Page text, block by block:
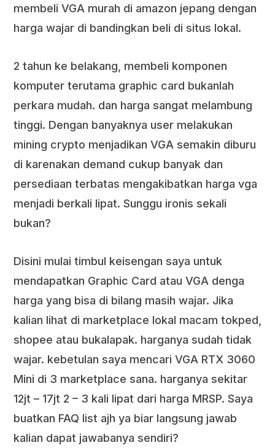
membeli VGA murah di amazon jepang dengan
harga wajar di bandingkan beli di situs lokal.
2 tahun ke belakang, membeli komponen
komputer terutama graphic card bukanlah
perkara mudah. dan harga sangat melambung
tinggi. Dengan banyaknya user melakukan
mining crypto menjadikan VGA semakin diburu
di karenakan demand cukup banyak dan
persediaan terbatas mengakibatkan harga vga
menjadi berkali lipat. Sunggu ironis sekali
bukan?
Disini mulai timbul keisengan saya untuk
mendapatkan Graphic Card atau VGA denga
harga yang bisa di bilang masih wajar. Jika
kalian lihat di marketplace lokal macam tokped,
shopee atau bukalapak. harganya sudah tidak
wajar. kebetulan saya mencari VGA RTX 3060
Mini di 3 marketplace sana. harganya sekitar
12jt – 17jt 2 – 3 kali lipat dari harga MRSP. Saya
buatkan FAQ list ajh ya biar langsung jawab
kalian dapat jawabanya sendiri?